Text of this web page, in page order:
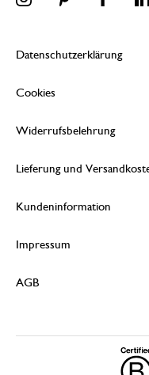
Datenschutzerklärung
Cookies
Widerrufsbelehrung
Lieferung und
Kundeninformation
Impressum
AGB